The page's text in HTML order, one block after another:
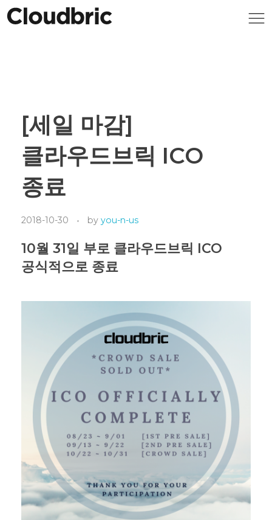
[세일 마감]
클라우드브릭 ICO
종료
2018-10-30 by you-n-us
10월 31일 부로 클라우드브릭 ICO
공식적으로 종료